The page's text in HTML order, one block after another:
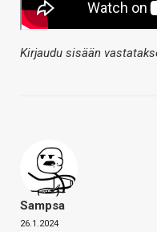
Kirjaudu sisään
Sampsa
26.1.2024